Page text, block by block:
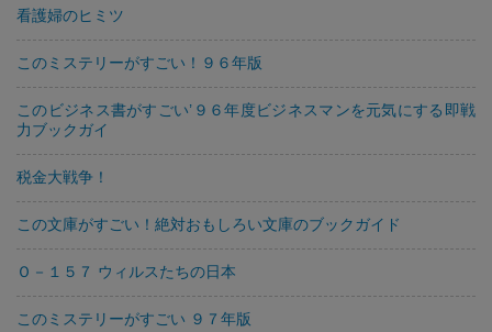
看護婦のヒミツ
このミステリーがすごい！９６年版
このビジネス書がすごい’９６年度ビジネスマンを元気にする即戦
力ブックガイ
税金大戦争！
この文庫がすごい！絶対おもしろい文庫のブックガイド
Ｏ－１５７ ウィルスたちの日本
このミステリーがすごい ９７年版